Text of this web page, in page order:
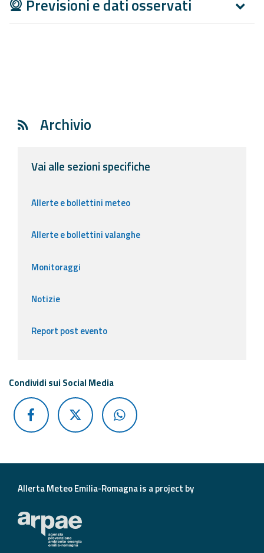
For
About the
Contacts
Previsioni e dati osservati
Archivio
Vai alle sezioni specifiche
Allerte e bollettini meteo
Allerte e bollettini valanghe
Monitoraggi
Notizie
Report post evento
Condividi sui Social Media
Allerta Meteo Emilia-Romagna is a project by